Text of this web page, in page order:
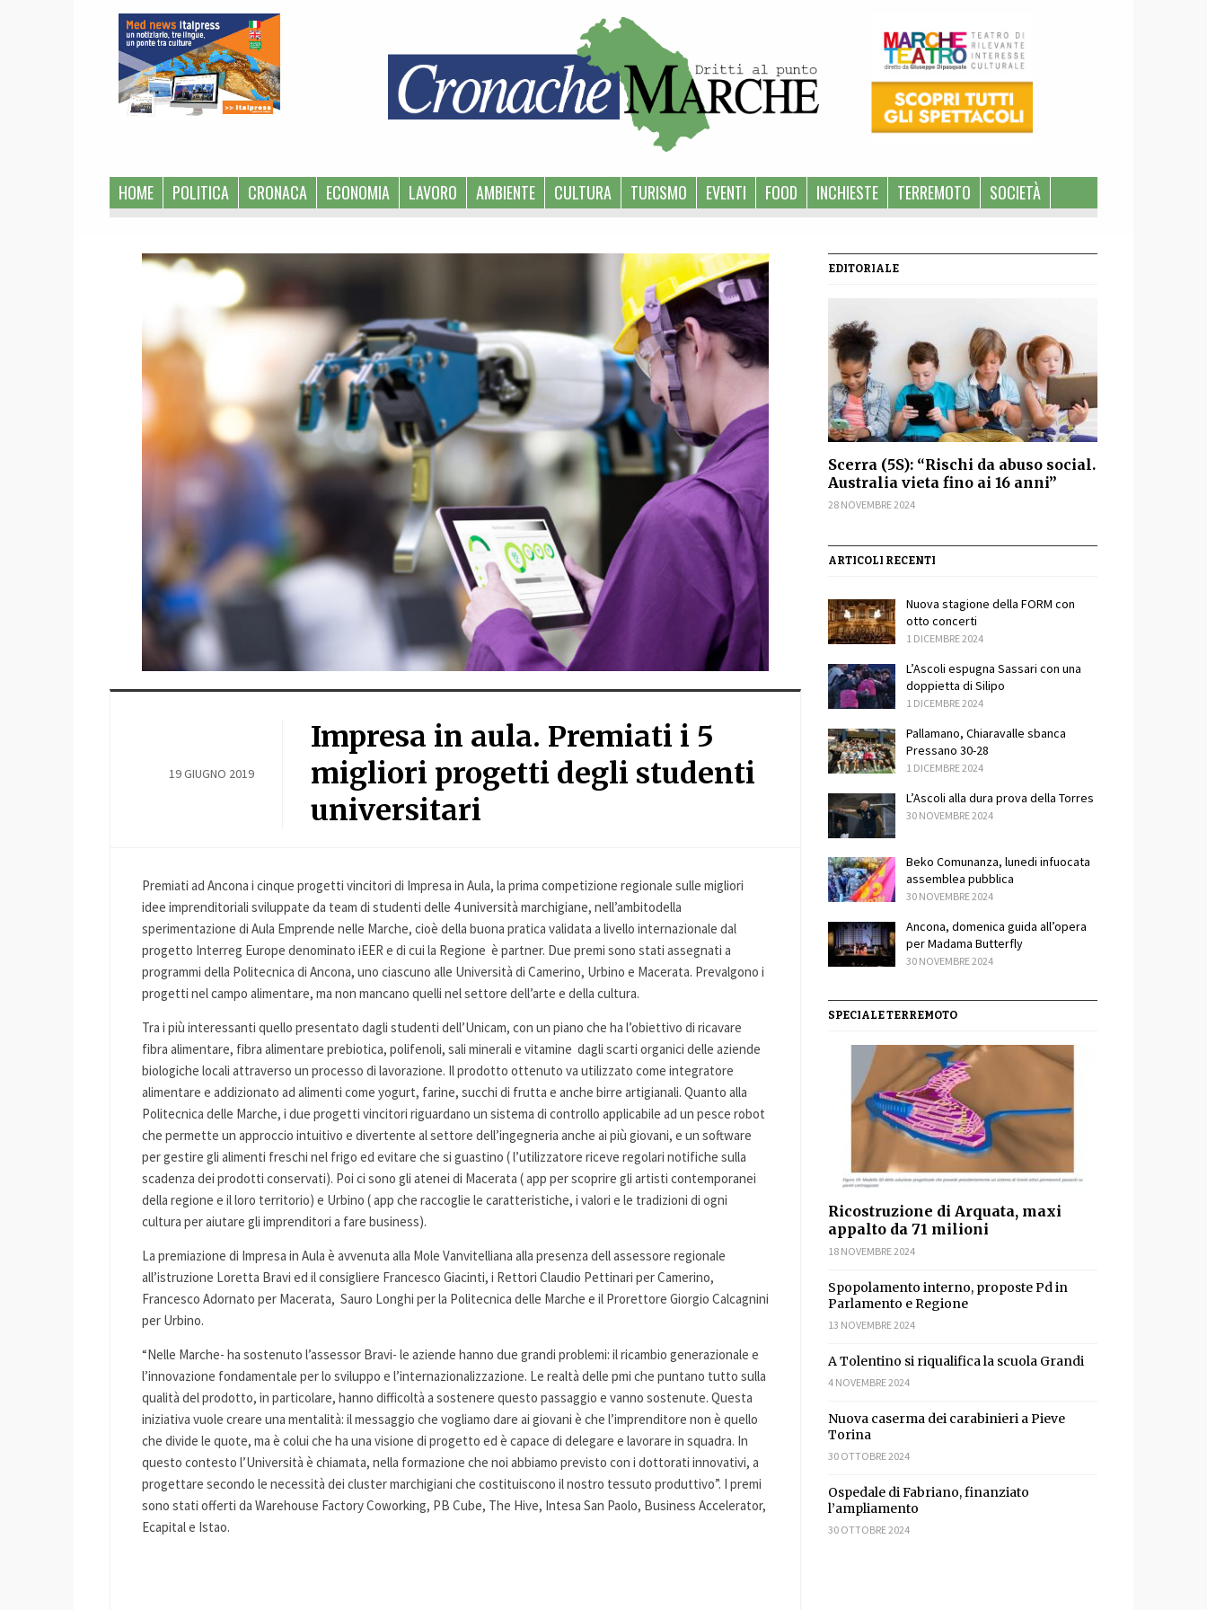
HOME POLITICA CRONACA ECONOMIA LAVORO AMBIENTE CULTURA TURISMO EVENTI FOOD INCHIESTE TERREMOTO SOCIETÀ
19 GIUGNO 2019
Impresa in aula. Premiati i 5
migliori progetti degli studenti
universitari
Premiati ad Ancona i cinque progetti vincitori di Impresa in Aula, la prima competizione regionale sulle migliori
idee imprenditoriali sviluppate da team di studenti delle 4 università marchigiane, nell’ambitodella
sperimentazione di Aula Emprende nelle Marche, cioè della buona pratica validata a livello internazionale dal
progetto Interreg Europe denominato iEER e di cui la Regione è partner. Due premi sono stati assegnati a
programmi della Politecnica di Ancona, uno ciascuno alle Università di Camerino, Urbino e Macerata. Prevalgono i
progetti nel campo alimentare, ma non mancano quelli nel settore dell’arte e della cultura.
Tra i più interessanti quello presentato dagli studenti dell’Unicam, con un piano che ha l’obiettivo di ricavare
fibra alimentare, fibra alimentare prebiotica, polifenoli, sali minerali e vitamine dagli scarti organici delle aziende
biologiche locali attraverso un processo di lavorazione. Il prodotto ottenuto va utilizzato come integratore
alimentare e addizionato ad alimenti come yogurt, farine, succhi di frutta e anche birre artigianali. Quanto alla
Politecnica delle Marche, i due progetti vincitori riguardano un sistema di controllo applicabile ad un pesce robot
che permette un approccio intuitivo e divertente al settore dell’ingegneria anche ai più giovani, e un software
per gestire gli alimenti freschi nel frigo ed evitare che si guastino ( l’utilizzatore riceve regolari notifiche sulla
scadenza dei prodotti conservati). Poi ci sono gli atenei di Macerata ( app per scoprire gli artisti contemporanei
della regione e il loro territorio) e Urbino ( app che raccoglie le caratteristiche, i valori e le tradizioni di ogni
cultura per aiutare gli imprenditori a fare business).
La premiazione di Impresa in Aula è avvenuta alla Mole Vanvitelliana alla presenza dell assessore regionale
all’istruzione Loretta Bravi ed il consigliere Francesco Giacinti, i Rettori Claudio Pettinari per Camerino,
Francesco Adornato per Macerata, Sauro Longhi per la Politecnica delle Marche e il Prorettore Giorgio Calcagnini
per Urbino.
“Nelle Marche- ha sostenuto l’assessor Bravi- le aziende hanno due grandi problemi: il ricambio generazionale e
l’innovazione fondamentale per lo sviluppo e l’internazionalizzazione. Le realtà delle pmi che puntano tutto sulla
qualità del prodotto, in particolare, hanno difficoltà a sostenere questo passaggio e vanno sostenute. Questa
iniziativa vuole creare una mentalità: il messaggio che vogliamo dare ai giovani è che l’imprenditore non è quello
che divide le quote, ma è colui che ha una visione di progetto ed è capace di delegare e lavorare in squadra. In
questo contesto l’Università è chiamata, nella formazione che noi abbiamo previsto con i dottorati innovativi, a
progettare secondo le necessità dei cluster marchigiani che costituiscono il nostro tessuto produttivo”. I premi
sono stati offerti da Warehouse Factory Coworking, PB Cube, The Hive, Intesa San Paolo, Business Accelerator,
Ecapital e Istao.
EDITORIALE
Scerra (5S): “Rischi da abuso social.
Australia vieta fino ai 16 anni”
28 NOVEMBRE 2024
ARTICOLI RECENTI
Nuova stagione della FORM con
otto concerti
1 DICEMBRE 2024
L’Ascoli espugna Sassari con una
doppietta di Silipo
1 DICEMBRE 2024
Pallamano, Chiaravalle sbanca
Pressano 30-28
1 DICEMBRE 2024
L’Ascoli alla dura prova della Torres
30 NOVEMBRE 2024
Beko Comunanza, lunedi infuocata
assemblea pubblica
30 NOVEMBRE 2024
Ancona, domenica guida all’opera
per Madama Butterfly
30 NOVEMBRE 2024
SPECIALE TERREMOTO
Ricostruzione di Arquata, maxi
appalto da 71 milioni
18 NOVEMBRE 2024
Spopolamento interno, proposte Pd in
Parlamento e Regione
13 NOVEMBRE 2024
A Tolentino si riqualifica la scuola Grandi
4 NOVEMBRE 2024
Nuova caserma dei carabinieri a Pieve
Torina
30 OTTOBRE 2024
Ospedale di Fabriano, finanziato
l’ampliamento
30 OTTOBRE 2024